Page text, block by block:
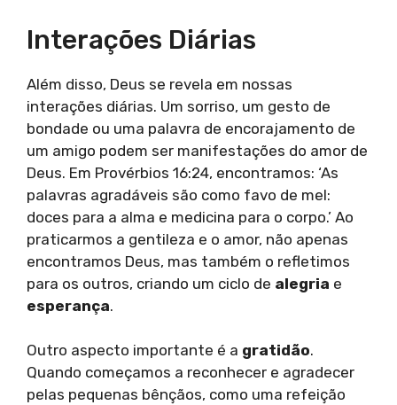
Interações Diárias
Além disso, Deus se revela em nossas
interações diárias. Um sorriso, um gesto de
bondade ou uma palavra de encorajamento de
um amigo podem ser manifestações do amor de
Deus. Em Provérbios 16:24, encontramos: ‘As
palavras agradáveis são como favo de mel:
doces para a alma e medicina para o corpo.’ Ao
praticarmos a gentileza e o amor, não apenas
encontramos Deus, mas também o refletimos
para os outros, criando um ciclo de alegria e
esperança.
Outro aspecto importante é a gratidão.
Quando começamos a reconhecer e agradecer
pelas pequenas bênçãos, como uma refeição